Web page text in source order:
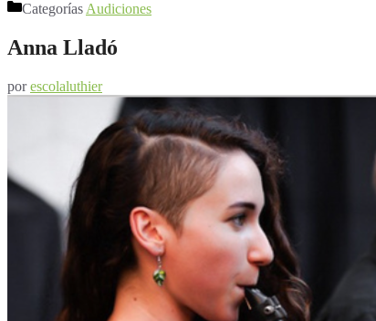
Categorías Audiciones
Anna Lladó
porescolaluthier